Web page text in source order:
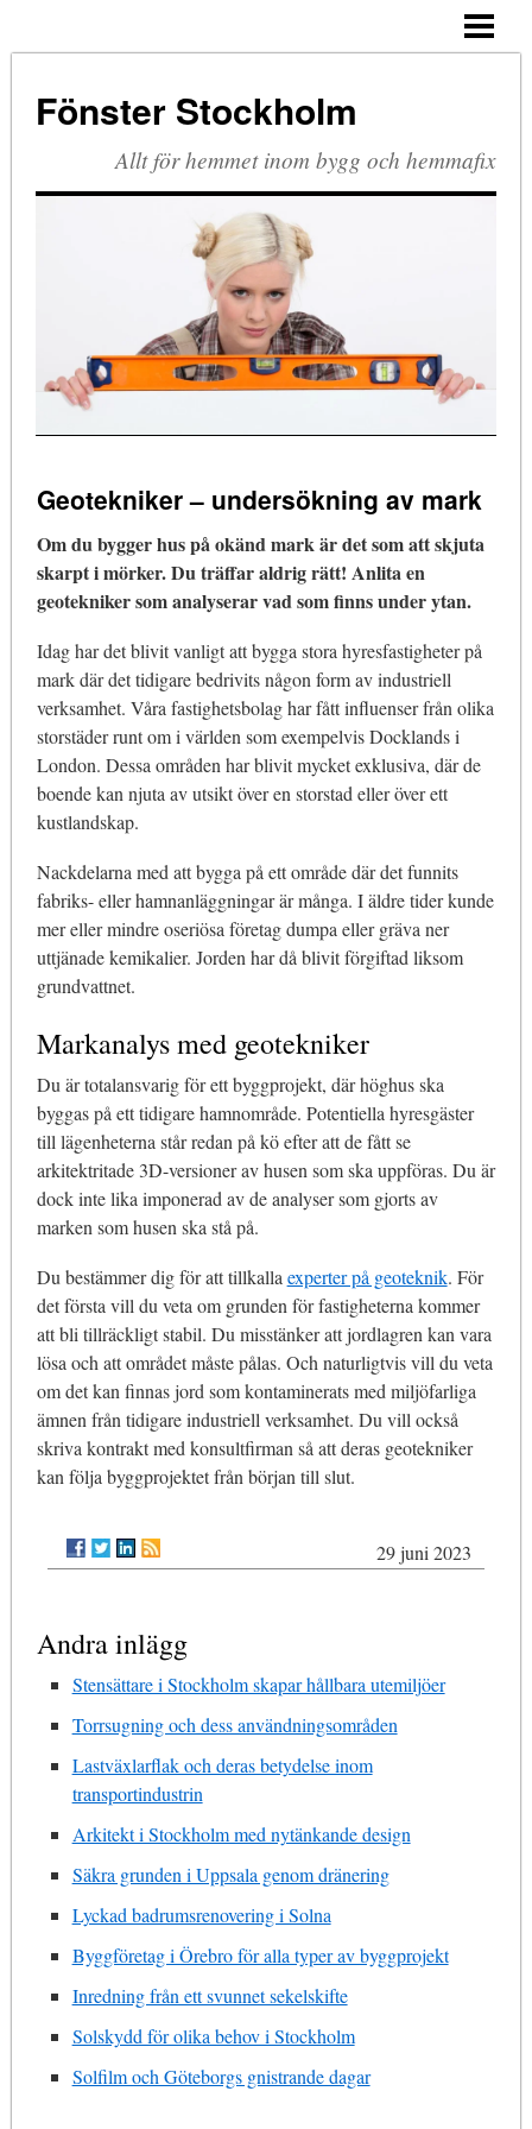
TRÄ OCH ALUMINIUM
Fönster Stockholm
Allt för hemmet inom bygg och hemmafix
Geotekniker – undersökning av mark
Om du bygger hus på okänd mark är det som att skjuta
skarpt i mörker. Du träffar aldrig rätt! Anlita en
geotekniker som analyserar vad som finns under ytan.
Idag har det blivit vanligt att bygga stora hyresfastigheter på
mark där det tidigare bedrivits någon form av industriell
verksamhet. Våra fastighetsbolag har fått influenser från olika
storstäder runt om i världen som exempelvis Docklands i
London. Dessa områden har blivit mycket exklusiva, där de
boende kan njuta av utsikt över en storstad eller över ett
kustlandskap.
Nackdelarna med att bygga på ett område där det funnits
fabriks- eller hamnanläggningar är många. I äldre tider kunde
mer eller mindre oseriösa företag dumpa eller gräva ner
uttjänade kemikalier. Jorden har då blivit förgiftad liksom
grundvattnet.
Markanalys med geotekniker
Du är totalansvarig för ett byggprojekt, där höghus ska
byggas på ett tidigare hamnområde. Potentiella hyresgäster
till lägenheterna står redan på kö efter att de fått se
arkitektritade 3D-versioner av husen som ska uppföras. Du är
dock inte lika imponerad av de analyser som gjorts av
marken som husen ska stå på.
Du bestämmer dig för att tillkallaexperter på geoteknik. För
det första vill du veta om grunden för fastigheterna kommer
att bli tillräckligt stabil. Du misstänker att jordlagren kan vara
lösa och att området måste pålas. Och naturligtvis vill du veta
om det kan finnas jord som kontaminerats med miljöfarliga
ämnen från tidigare industriell verksamhet. Du vill också
skriva kontrakt med konsultfirman så att deras geotekniker
kan följa byggprojektet från början till slut.
29 juni 2023
Andra inlägg
Stensättare i Stockholm skapar hållbara utemiljöer
Torrsugning och dess användningsområden
Lastväxlarflak och deras betydelse inom
transportindustrin
Arkitekt i Stockholm med nytänkande design
Säkra grunden i Uppsala genom dränering
Lyckad badrumsrenovering i Solna
Byggföretag i Örebro för alla typer av byggprojekt
Inredning från ett svunnet sekelskifte
Solskydd för olika behov i Stockholm
Solfilm och Göteborgs gnistrande dagar